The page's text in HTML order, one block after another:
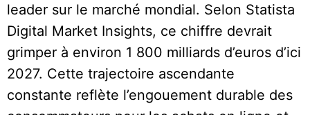
leader sur le marché mondial. Selon Statista
Digital Market Insights, ce chiffre devrait
grimper à environ 1 800 milliards d’euros d’ici
2027. Cette trajectoire ascendante
constante reflète l’engouement durable des